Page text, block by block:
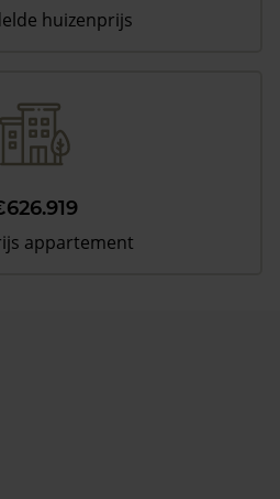
huizenprijs
appartement